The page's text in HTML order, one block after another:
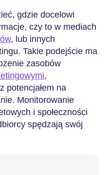
gdzie docelowi
czy to w mediach
, lub innych
Takie podejście ma
zasobów
,
potencjałem na
Monitorowanie
i społeczności
spędzają swój